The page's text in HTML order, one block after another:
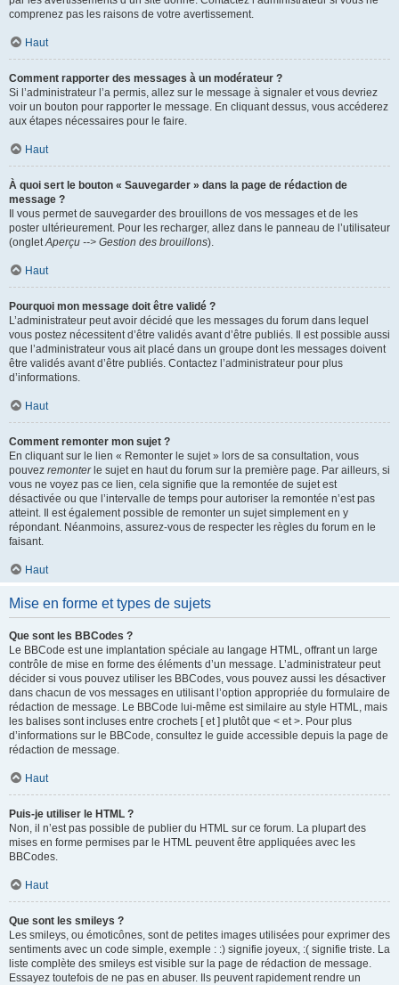
comprenez pas les raisons de votre avertissement.
Haut
Comment rapporter des messages à un modérateur ?
Si l’administrateur l’a permis, allez sur le message à signaler et vous devriez
voir un bouton pour rapporter le message. En cliquant dessus, vous accéderez
aux étapes nécessaires pour le faire.
Haut
À quoi sert le bouton « Sauvegarder » dans la page de rédaction de
message ?
Il vous permet de sauvegarder des brouillons de vos messages et de les
poster ultérieurement. Pour les recharger, allez dans le panneau de l’utilisateur
(ongletAperçu --> Gestion des brouillons).
Haut
Pourquoi mon message doit être validé ?
L’administrateur peut avoir décidé que les messages du forum dans lequel
vous postez nécessitent d’être validés avant d’être publiés. Il est possible aussi
que l’administrateur vous ait placé dans un groupe dont les messages doivent
être validés avant d’être publiés. Contactez l’administrateur pour plus
d’informations.
Haut
Comment remonter mon sujet ?
En cliquant sur le lien « Remonter le sujet » lors de sa consultation, vous
pouvez remonterle sujet en haut du forum sur la première page. Par ailleurs, si
vous ne voyez pas ce lien, cela signifie que la remontée de sujet est
désactivée ou que l’intervalle de temps pour autoriser la remontée n’est pas
atteint. Il est également possible de remonter un sujet simplement en y
répondant. Néanmoins, assurez-vous de respecter les règles du forum en le
faisant.
Haut
Mise en forme et types de sujets
Que sont les BBCodes ?
Le BBCode est une implantation spéciale au langage HTML, offrant un large
contrôle de mise en forme des éléments d’un message. L’administrateur peut
décider si vous pouvez utiliser les BBCodes, vous pouvez aussi les désactiver
dans chacun de vos messages en utilisant l’option appropriée du formulaire de
rédaction de message. Le BBCode lui-même est similaire au style HTML, mais
les balises sont incluses entre crochets [ et ] plutôt que < et >. Pour plus
d’informations sur le BBCode, consultez le guide accessible depuis la page de
rédaction de message.
Haut
Puis-je utiliser le HTML ?
Non, il n’est pas possible de publier du HTML sur ce forum. La plupart des
mises en forme permises par le HTML peuvent être appliquées avec les
BBCodes.
Haut
Que sont les smileys ?
Les smileys, ou émoticônes, sont de petites images utilisées pour exprimer des
sentiments avec un code simple, exemple : :) signifie joyeux, :( signifie triste. La
liste complète des smileys est visible sur la page de rédaction de message.
Essayez toutefois de ne pas en abuser. Ils peuvent rapidement rendre un